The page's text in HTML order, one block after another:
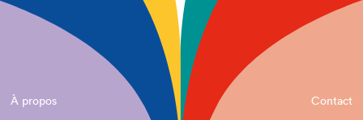
À propos
Contact